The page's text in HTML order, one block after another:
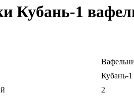
Кубань-1
Кубань-1
2